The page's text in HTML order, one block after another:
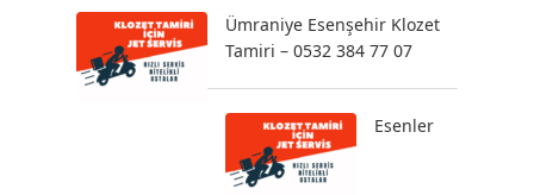
Ümraniye Esenşehir Klozet
Tamiri – 0532 384 77 07
Esenler